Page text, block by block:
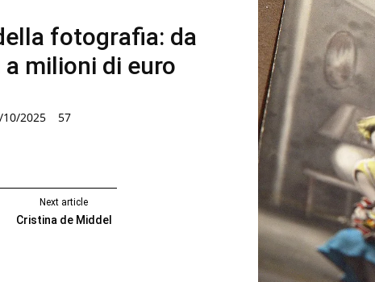
fotografia: da
milioni di euro
10/2025 57
Next article
Cristina de Middel